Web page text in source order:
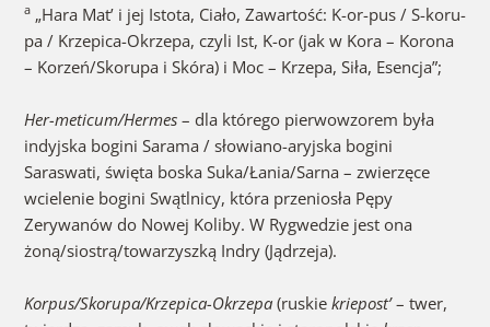
a„Hara Mat’ i jej Istota, Ciało, Zawartość: K-or-pus / S-koru-
pa / Krzepica-Okrzepa, czyli Ist, K-or (jak w Kora – Korona
– Korzeń/Skorupa i Skóra) i Moc – Krzepa, Siła, Esencja”;
Her-meticum/Hermes – dla którego pierwowzorem była
indyjska bogini Sarama / słowiano-aryjska bogini
Saraswati, święta boska Suka/Łania/Sarna – zwierzęce
wcielenie bogini Swątlnicy, która przeniosła Pępy
Zerywanów do Nowej Koliby. W Rygwedzie jest ona
żoną/siostrą/towarzyszką Indry (Jądrzeja).
Korpus/Skorupa/Krzepica-Okrzepa(ruskie kriepost’– twer,